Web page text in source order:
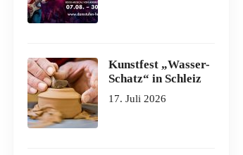
Kunstfest „Wasser-
Schatz“ in Schleiz
17. Juli 2026